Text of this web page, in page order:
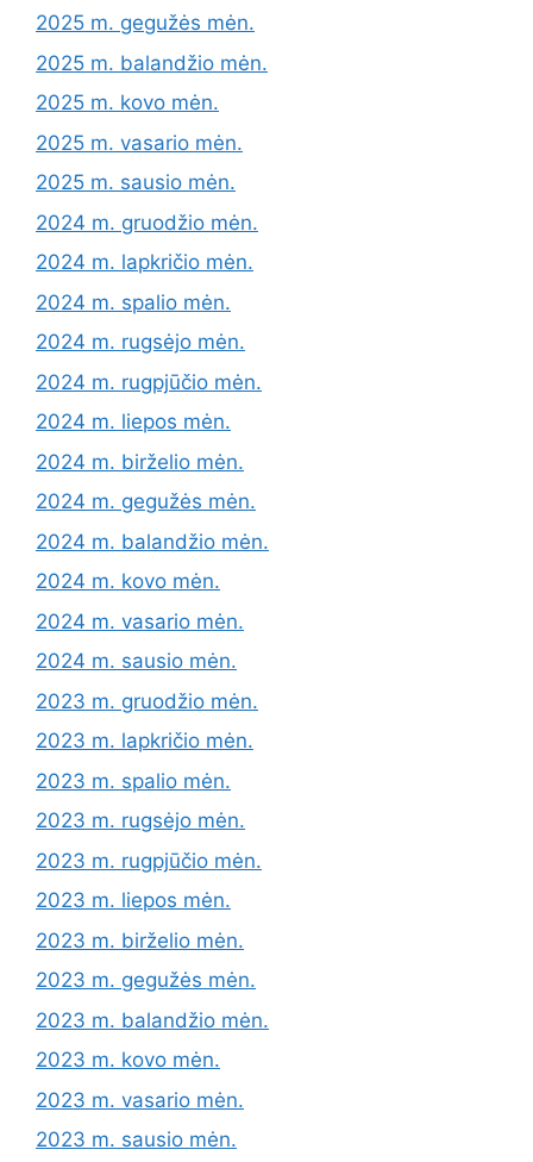
2025 m. gegužės mėn.
2025 m. balandžio mėn.
2025 m. kovo mėn.
2025 m. vasario mėn.
2025 m. sausio mėn.
2024 m. gruodžio mėn.
2024 m. lapkričio mėn.
2024 m. spalio mėn.
2024 m. rugsėjo mėn.
2024 m. rugpjūčio mėn.
2024 m. liepos mėn.
2024 m. birželio mėn.
2024 m. gegužės mėn.
2024 m. balandžio mėn.
2024 m. kovo mėn.
2024 m. vasario mėn.
2024 m. sausio mėn.
2023 m. gruodžio mėn.
2023 m. lapkričio mėn.
2023 m. spalio mėn.
2023 m. rugsėjo mėn.
2023 m. rugpjūčio mėn.
2023 m. liepos mėn.
2023 m. birželio mėn.
2023 m. gegužės mėn.
2023 m. balandžio mėn.
2023 m. kovo mėn.
2023 m. vasario mėn.
2023 m. sausio mėn.